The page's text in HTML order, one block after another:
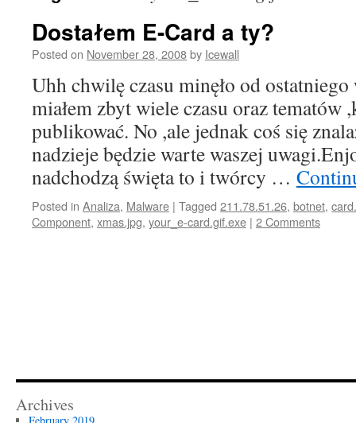
Dostałem E-Card a ty?
Posted on November 28, 2008by Icewall
Uhh chwilę czasu minęło od
miałem zbyt wiele czasu oraz tematów
publikować. No ,ale jednak coś się
nadzieje będzie warte waszej
nadchodzą święta to i twórcy …
Posted in Analiza, Malware | Tagged 211.78.51.26, botnet,
Component, xmas.jpg, your_e-card.gif.exe | 2 Comments
Archives